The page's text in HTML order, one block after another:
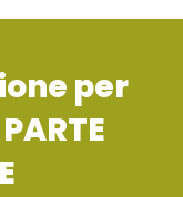
HOME
CHI SIAMO
per